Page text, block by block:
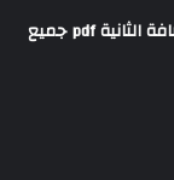
نتائج السادس الابتدائي الدور الاول 2023 تربية الرصافة الثانية pdf جميع